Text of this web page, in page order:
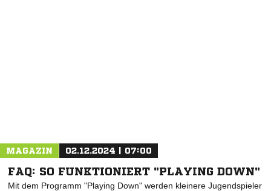
MAGAZIN 02.12.2024 | 07:00
FAQ: SO FUNKTIONIERT "PLAYING DOWN"
Mit dem Programm "Playing Down" werden kleinere Jugendspieler